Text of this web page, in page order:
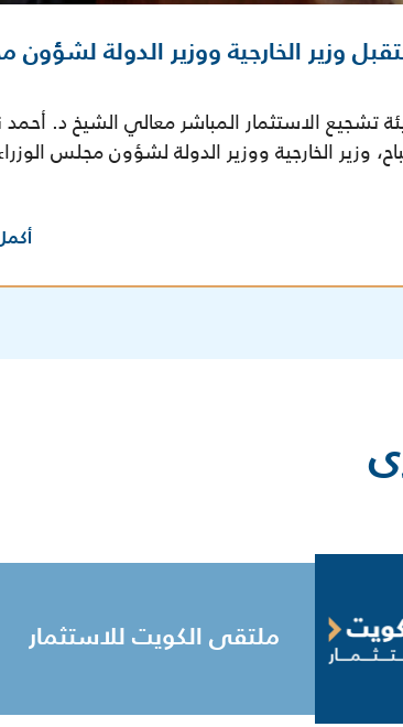
وزير الخارجية ووزير الدولة
تشجيع الاستثمار المباشر معالي الشيخ د. أحمد
وزير الخارجية ووزير الدولة لشؤون مجلس
ملتقى الكويت للاستثمار